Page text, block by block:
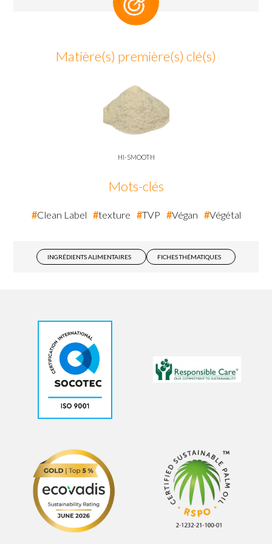
Matière(s) première(s) clé(s)
HI-SMOOTH
Mots-clés
Clean Label texture TVP Végan Végétal
INGRÉDIENTS ALIMENTAIRES FICHES THÉMATIQUES